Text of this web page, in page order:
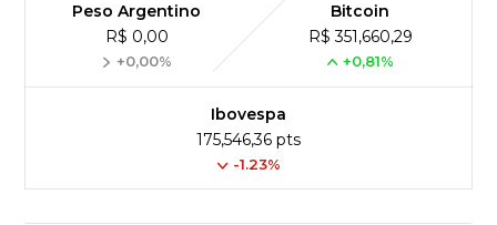
Peso Argentino
R$ 0,00
+0,00%
Bitcoin
R$ 351,660,29
+0,81%
Ibovespa
175,546,36 pts
-1.23%